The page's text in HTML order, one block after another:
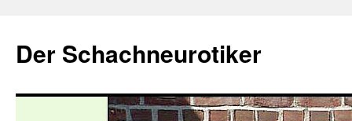
springen
Der Schachneurotiker